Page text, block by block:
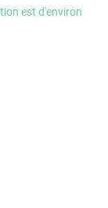
est d'environ